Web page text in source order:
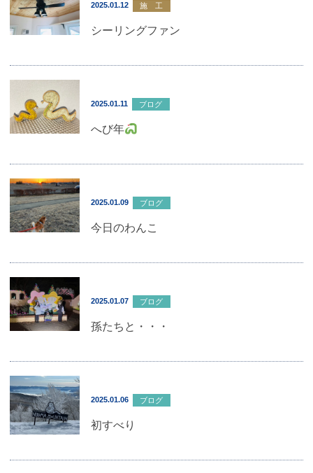
2025.01.12 施 工
シーリングファン
2025.01.11 ブログ
へび年
2025.01.09 ブログ
今日のわんこ
2025.01.07 ブログ
孫たちと・・・
2025.01.06 ブログ
初すべり